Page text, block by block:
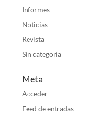
Informes
Noticias
Revista
Sin categoría
Meta
Acceder
Feed de entradas